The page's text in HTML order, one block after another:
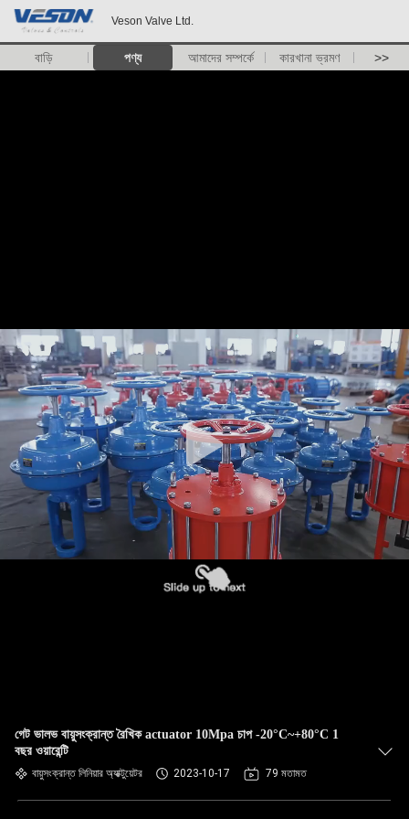
Veson Valve Ltd.
বাড়ি পণ্য আমাদের সম্পর্কে কারখানা ভ্রমণ >>
গেট ভালভ বায়ুসংক্রান্ত রৈখিক actuator 10Mpa চাপ -20°C~+80°C 1
বছর ওয়ারেন্টি
বায়ুসংক্রান্ত লিনিয়ার অ্যাক্টুয়েটর 2023-10-17 79 মতামত